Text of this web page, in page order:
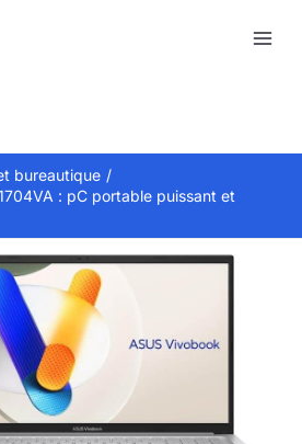
bureautique
: pC portable puissant et